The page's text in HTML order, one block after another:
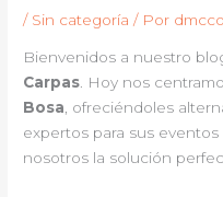
/ Sin categoría / Por
Bienvenidos a nuestro
Carpas. Hoy nos
Bosa, ofreciéndoles
expertos para sus eventos
nosotros la solución